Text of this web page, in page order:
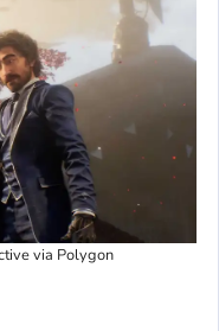
via Polygon